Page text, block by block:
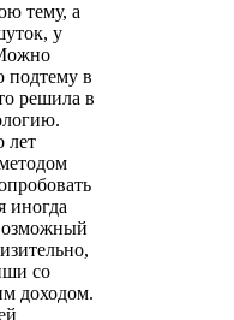
тему, а
у
подтему в
решила в
лет
иногда
со
доходом.